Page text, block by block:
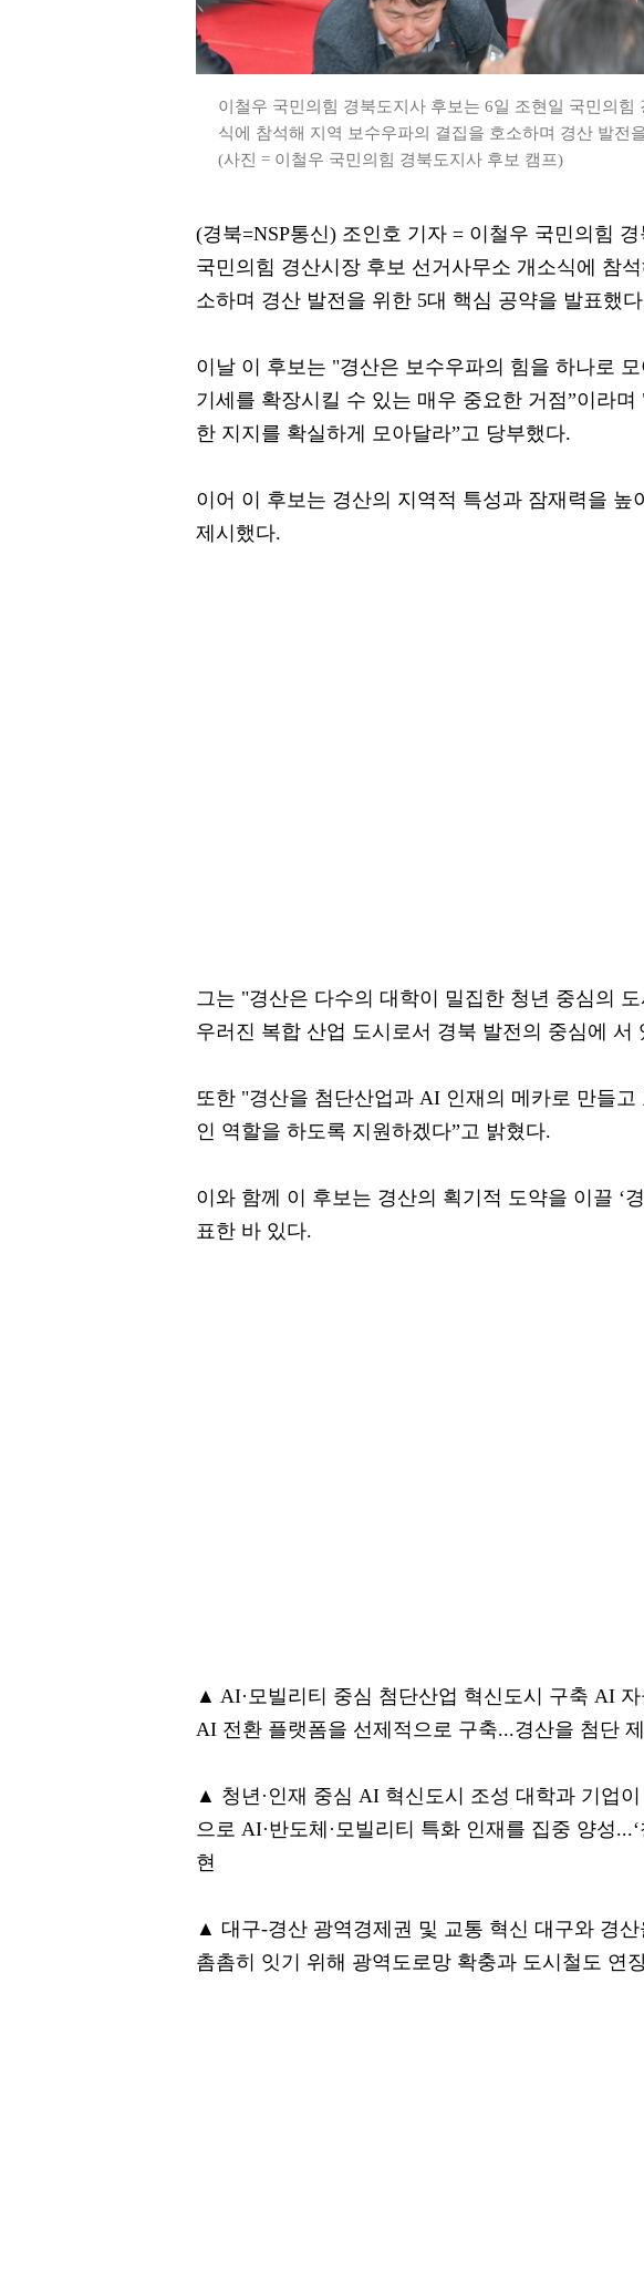
이철우 국민의힘 경북도지사 후보는 6일 조현일 국민의힘
식에 참석해 지역 보수우파의 결집을 호소하며 경산 발전
(사진 = 이철우 국민의힘 경북도지사 후보 캠프)
(경북=NSP통신) 조인호 기자 = 이철우 국민의힘
국민의힘 경산시장 후보 선거사무소 개소식에 참
소하며 경산 발전을 위한 5대 핵심 공약을 발표했
이날 이 후보는 "경산은 보수우파의 힘을 하나로
기세를 확장시킬 수 있는 매우 중요한 거점”이라
한 지지를 확실하게 모아달라”고 당부했다.
이어 이 후보는 경산의 지역적 특성과 잠재력을 높
제시했다.
그는 "경산은 다수의 대학이 밀집한 청년 중심의
우러진 복합 산업 도시로서 경북 발전의 중심에 서
또한 "경산을 첨단산업과 AI 인재의 메카로 만들
인 역할을 하도록 지원하겠다”고 밝혔다.
이와 함께 이 후보는 경산의 획기적 도약을 이끌 ‘
표한 바 있다.
▲ AI·모빌리티 중심 첨단산업 혁신도시 구축 AI
AI 전환 플랫폼을 선제적으로 구축...경산을 첨단
▲ 청년·인재 중심 AI 혁신도시 조성 대학과 기업
으로 AI·반도체·모빌리티 특화 인재를 집중 양성
현
▲ 대구-경산 광역경제권 및 교통 혁신 대구와 경
촘촘히 잇기 위해 광역도로망 확충과 도시철도 연